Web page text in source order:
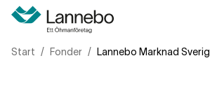
Start Fonder Lannebo Marknad